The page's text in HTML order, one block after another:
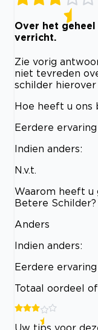
Over het
verricht.
Zie vorig
niet tevreden
schilder
Hoe heeft u ons
Eerdere ervaring
Indien anders:
N.v.t.
Waarom heeft u
Betere Schilder?
Anders
Indien anders:
Eerdere
Totaal oordeel
Uw tips voor